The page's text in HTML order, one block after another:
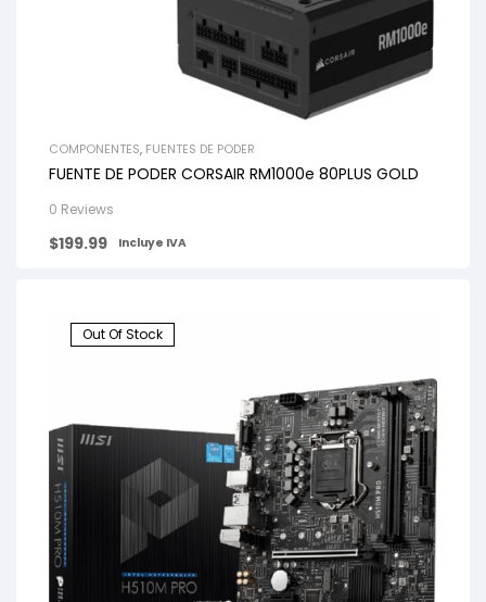
COMPONENTES, FUENTES DE PODER
FUENTE DE PODER CORSAIR RM1000e 80PLUS GOLD
0 Reviews
$199.99 Incluye IVA
Out Of Stock